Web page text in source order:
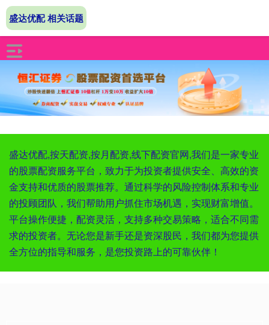
盛达优配,按天配资,按月配资,线下配资官网,我们是一家专业
的股票配资服务平台，致力于为投资者提供安全、高效的资
金支持和优质的股票推荐。通过科学的风险控制体系和专业
的投顾团队，我们帮助用户抓住市场机遇，实现财富增值。
平台操作便捷，配资灵活，支持多种交易策略，适合不同需
求的投资者。无论您是新手还是资深股民，我们都为您提供
全方位的指导和服务，是您投资路上的可靠伙伴！
盛达优配 相关话题